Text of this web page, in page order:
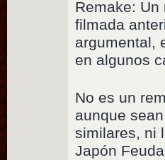
Remake:
filmada
argumental,
en algunos
No es un
aunque
similares, ni
Japón